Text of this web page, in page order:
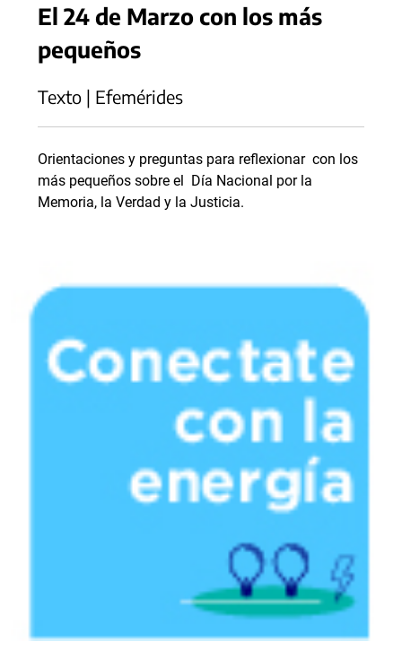
El 24 de Marzo con los más
pequeños
Texto | Efemérides
Orientaciones y preguntas para reflexionar con los
más pequeños sobre el Día Nacional por la
Memoria, la Verdad y la Justicia.